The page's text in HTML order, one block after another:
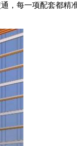
，每一项配套都精